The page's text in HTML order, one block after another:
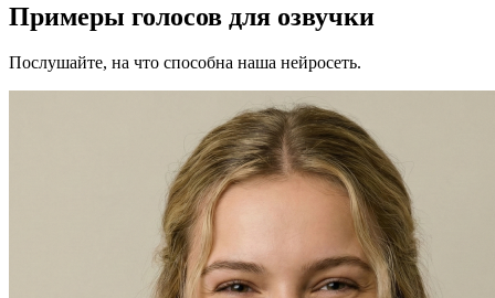
Примеры голосов для озвучки
Послушайте, на что способна наша нейросеть.